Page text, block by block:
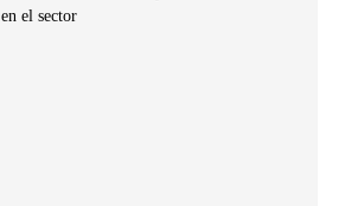
en el sector